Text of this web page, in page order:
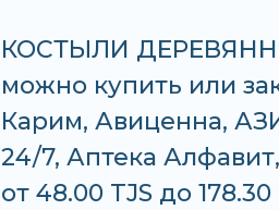
КОСТЫЛИ
можно купить или
Карим, Авиценна,
24/7, Аптека
от 48.00 TJS до